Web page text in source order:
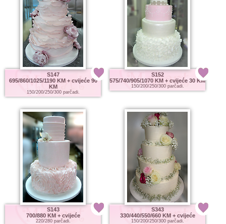
S147
695/860/1025/1190 KM+ cvijeće 90
KM
150/200/250/300 parčadi.
S152
575/740/905/1070 KM + cvijeće 30 KM
150/200/250/300 parčadi.
S143
700/880 KM+ cvijeće
220/280 parčadi.
S343
330/440/550/660 KM+ cvijeće
150/200/250/300 parčadi.